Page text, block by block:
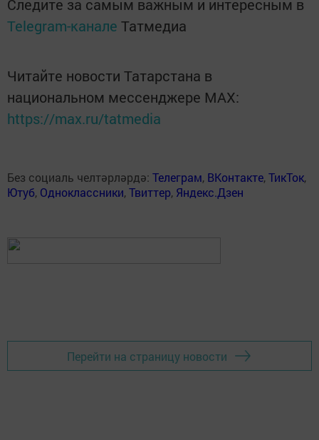
Следите за самым важным и интересным в
Telegram-канале Татмедиа
Читайте новости Татарстана в
национальном мессенджере MАХ:
https://max.ru/tatmedia
Без социаль челтәрләрдә: Телеграм, ВКонтакте,ТикТок,
Ютуб, Одноклассники,Твиттер, Яндекс.Дзен
Перейти на страницу новости